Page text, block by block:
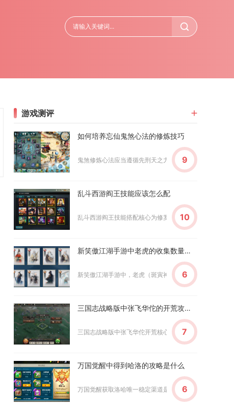
游戏测评
如何培养忘仙鬼煞心法的修炼技巧
鬼煞修炼心法应当遵循先刑天之力、再长生之命，随后补
9
乱斗西游阎王技能应该怎么配
乱斗西游阎王技能搭配核心为修罗灭+生死判+黄泉界全带
10
新笑傲江湖手游中老虎的收集数量如何
新笑傲江湖手游中，老虎（斑寅神将）的收集数量为单只
6
三国志战略版中张飞华佗的开荒攻略有哪些
三国志战略版中张飞华佗开荒核心是“双将稳扎+三将补伤
7
万国觉醒中得到哈洛的攻略是什么
万国觉醒获取洛哈唯一稳定渠道是参与限时活动洛哈的试
6